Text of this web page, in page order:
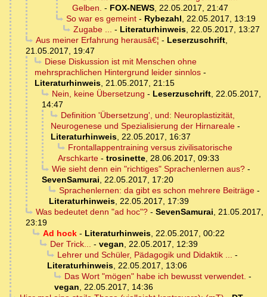
Gelben. - FOX-NEWS, 22.05.2017, 21:47
So war es gemeint- Rybezahl, 22.05.2017, 13:19
Zugabe ... - Literaturhinweis, 22.05.2017, 13:27
Aus meiner Erfahrung herausâ€¦ - Leserzuschrift,
21.05.2017, 19:47
Diese Diskussion ist mit Menschen ohne
mehrsprachlichen Hintergrund leider sinnlos -
Literaturhinweis, 21.05.2017, 21:15
Nein, keine Übersetzung - Leserzuschrift, 22.05.2017,
14:47
Definition 'Übersetzung', und: Neuroplastizität,
Neurogenese und Spezialisierung der Hirnareale -
Literaturhinweis, 22.05.2017, 16:37
Frontallappentraining versus zivilisatorische
Arschkarte - trosinette, 28.06.2017, 09:33
Wie sieht denn ein "richtiges" Sprachenlernen aus?-
SevenSamurai, 22.05.2017, 17:20
Sprachenlernen: da gibt es schon mehrere Beiträge-
Literaturhinweis, 22.05.2017, 17:39
Was bedeutet denn "ad hoc"?- SevenSamurai, 21.05.2017,
23:19
Ad hock- Literaturhinweis, 22.05.2017, 00:22
Der Trick... - vegan, 22.05.2017, 12:39
Lehrer und Schüler, Pädagogik und Didaktik ... -
Literaturhinweis, 22.05.2017, 13:06
Das Wort "mögen" habe ich bewusst verwendet. -
vegan, 22.05.2017, 14:36